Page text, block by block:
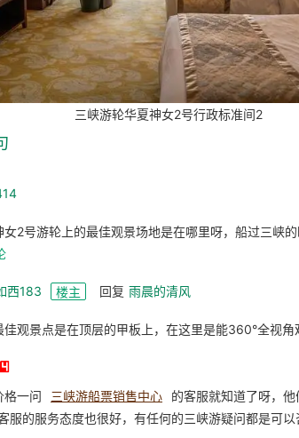
三峡游轮华夏神女2号行政标准间2
女2号游轮上的最佳观景场地是在哪里呀，船过三峡
西183 楼主 回复 雨晨的清风
观景点是在顶层的甲板上，在这里是能360°全视角
格一问 三峡游船票销售中心
的客服就知道了呀，
服的服务态度也很好，有任何的三峡游疑问都是可以